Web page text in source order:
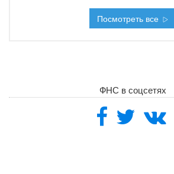
Посмотреть все
ФНС в соцсетях